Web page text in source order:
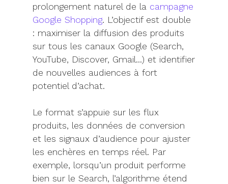
prolongement naturel de la campagne
Google Shopping. L’objectif est double
: maximiser la diffusion des produits
sur tous les canaux Google (Search,
YouTube, Discover, Gmail…) et identifier
de nouvelles audiences à fort
potentiel d’achat.
Le format s’appuie sur les flux
produits, les données de conversion
et les signaux d’audience pour ajuster
les enchères en temps réel. Par
exemple, lorsqu’un produit performe
bien sur le Search, l’algorithme étend